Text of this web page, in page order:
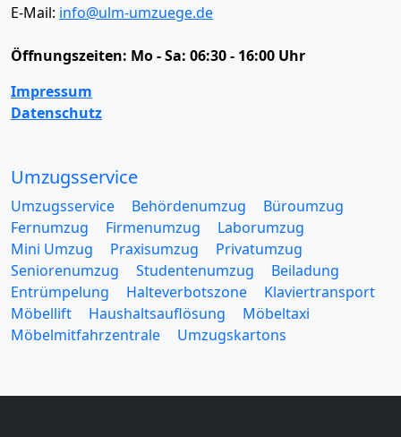
E-Mail: info@ulm-umzuege.de
Öffnungszeiten: Mo - Sa: 06:30 - 16:00 Uhr
Impressum
Datenschutz
Umzugsservice
Umzugsservice Behördenumzug
Büroumzug
Fernumzug
Firmenumzug
Laborumzug
Mini Umzug
Praxisumzug
Privatumzug
Seniorenumzug
Studentenumzug
Beiladung
Entrümpelung
Halteverbotszone
Klaviertransport
Möbellift
Haushaltsauflösung
Möbeltaxi
Möbelmitfahrzentrale
Umzugskartons